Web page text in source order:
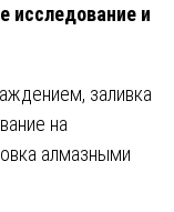
исследование и
заливка
на
алмазными